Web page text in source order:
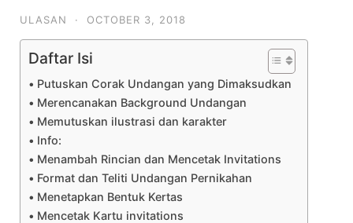
ULASAN · OCTOBER 3, 2018
Daftar Isi
Putuskan Corak Undangan yang Dimaksudkan
Merencanakan Background Undangan
Memutuskan ilustrasi dan karakter
Info:
Menambah Rincian dan Mencetak Invitations
Format dan Teliti Undangan Pernikahan
Menetapkan Bentuk Kertas
Mencetak Kartu invitations